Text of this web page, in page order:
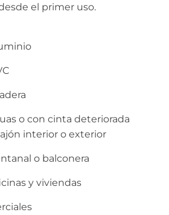
el primer uso.
o con cinta deteriorada
interior o exterior
o balconera
y viviendas